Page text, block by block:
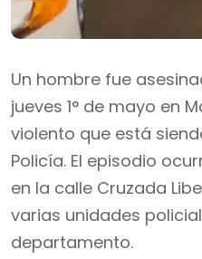
Un hombre fue
jueves 1° de mayo en
violento que está
Policía. El episodio
en la calle Cruzada
varias unidades
departamento.